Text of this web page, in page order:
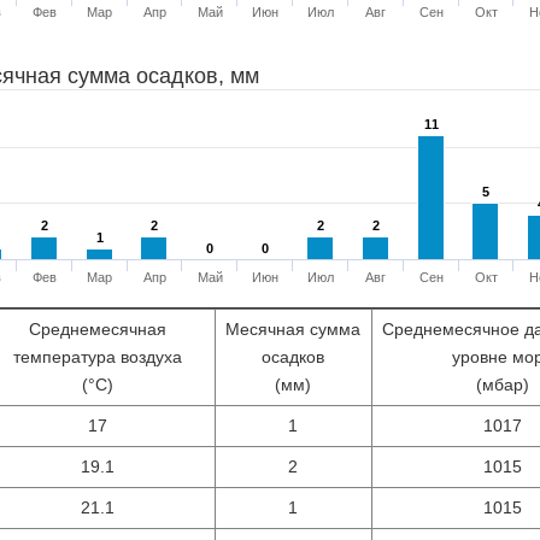
Фев Мар Апр Май Июн Июл Авг Сен Окт
сумма осадков, мм
2
2
1
1
2
2
0
0 0
0
2
2 2
2
11
11
5
5
Фев Мар Апр Май Июн Июл Авг Сен Окт
Среднемесячная
температура воздуха
(°С)
Месячная сумма
осадков
(мм)
Среднемесячное
уровне
(мбар)
17 1 1017
19.1 2 1015
21.1 1 1015